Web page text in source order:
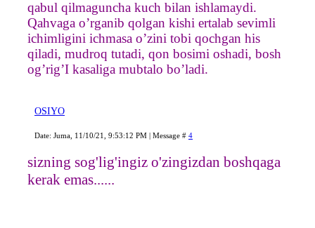
qabul qilmaguncha kuch bilan ishlamaydi.
Qahvaga o’rganib qolgan kishi ertalab sevimli
ichimligini ichmasa o’zini tobi qochgan his
qiladi, mudroq tutadi, qon bosimi oshadi, bosh
og’rig’I kasaliga mubtalo bo’ladi.
OSIYO
Date: Juma, 11/10/21, 9:53:12 PM | Message # 4
sizning sog'lig'ingiz o'zingizdan boshqaga
kerak emas......